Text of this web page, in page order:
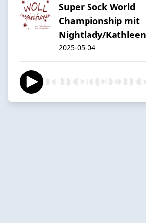
Super Sock World
Championship mit
Nightlady/Kathleen
2025-05-04